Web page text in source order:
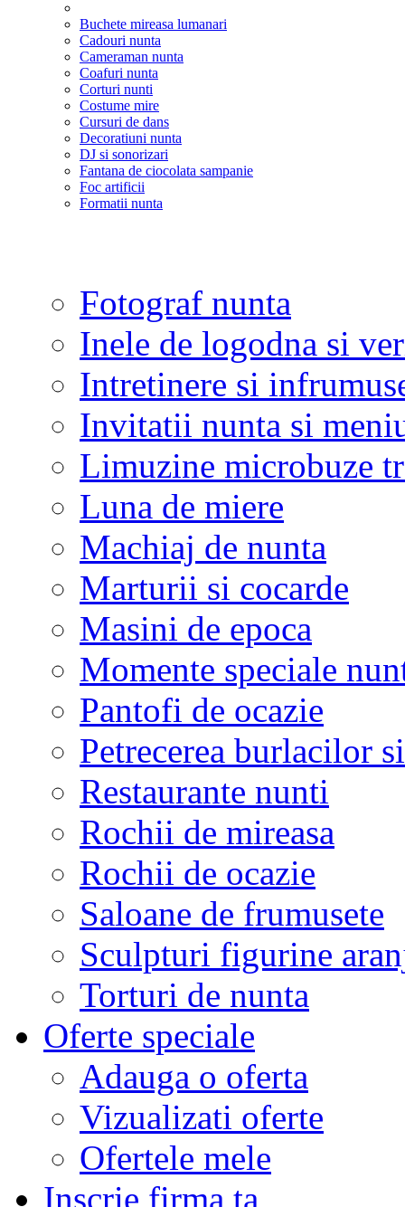
Buchete mireasa lumanari
Cadouri nunta
Cameraman nunta
Coafuri nunta
Corturi nunti
Costume mire
Cursuri de dans
Decoratiuni nunta
DJ si sonorizari
Fantana de ciocolata sampanie
Foc artificii
Formatii nunta
Fotograf nunta
Inele de logodna si
Intretinere si
Invitatii nunta si
Limuzine microbuze
Luna de miere
Machiaj de nunta
Marturii si cocarde
Masini de epoca
Momente speciale
Pantofi de ocazie
Petrecerea burlacilor
Restaurante nunti
Rochii de mireasa
Rochii de ocazie
Saloane de frumusete
Sculpturi figurine
Torturi de nunta
Oferte speciale
Adauga o oferta
Vizualizati oferte
Ofertele mele
Inscrie firma ta